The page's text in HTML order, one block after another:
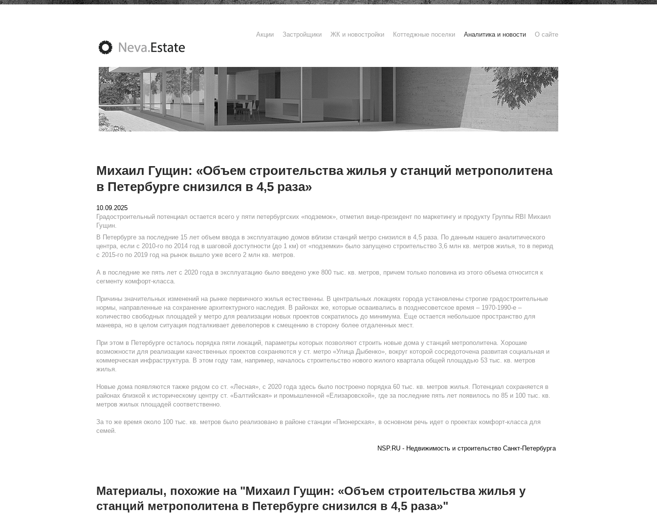
Акции Застройщики ЖК и новостройки Коттеджные поселки Аналитика и новости О сайте
Михаил Гущин: «Объем строительства жилья у станций метрополитена
в Петербурге снизился в 4,5 раза»
10.09.2025
Градостроительный потенциал остается всего у пяти петербургских «подземок», отметил вице-президент по маркетингу и продукту Группы RBI Михаил
Гущин.
В Петербурге за последние 15 лет объем ввода в эксплуатацию домов вблизи станций метро снизился в 4,5 раза. По данным нашего аналитического
центра, если с 2010-го по 2014 год в шаговой доступности (до 1 км) от «подземки» было запущено строительство 3,6 млн кв. метров жилья, то в период
с 2015-го по 2019 год на рынок вышло уже всего 2 млн кв. метров.
А в последние же пять лет с 2020 года в эксплуатацию было введено уже 800 тыс. кв. метров, причем только половина из этого объема относится к
сегменту комфорт-класса.
Причины значительных изменений на рынке первичного жилья естественны. В центральных локациях города установлены строгие градостроительные
нормы, направленные на сохранение архитектурного наследия. В районах же, которые осваивались в позднесоветское время – 1970-1990-е –
количество свободных площадей у метро для реализации новых проектов сократилось до минимума. Еще остается небольшое пространство для
маневра, но в целом ситуация подталкивает девелоперов к смещению в сторону более отдаленных мест.
При этом в Петербурге осталось порядка пяти локаций, параметры которых позволяют строить новые дома у станций метрополитена. Хорошие
возможности для реализации качественных проектов сохраняются у ст. метро «Улица Дыбенко», вокруг которой сосредоточена развитая социальная и
коммерческая инфраструктура. В этом году там, например, началось строительство нового жилого квартала общей площадью 53 тыс. кв. метров
жилья.
Новые дома появляются также рядом со ст. «Лесная», с 2020 года здесь было построено порядка 60 тыс. кв. метров жилья. Потенциал сохраняется в
районах близкой к историческому центру ст. «Балтийская» и промышленной «Елизаровской», где за последние пять лет появилось по 85 и 100 тыс. кв.
метров жилых площадей соответственно.
За то же время около 100 тыс. кв. метров было реализовано в районе станции «Пионерская», в основном речь идет о проектах комфорт-класса для
семей.
NSP.RU - Недвижимость и строительство Санкт-Петербурга
Материалы, похожие на "Михаил Гущин: «Объем строительства жилья у
станций метрополитена в Петербурге снизился в 4,5 раза»"